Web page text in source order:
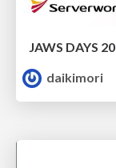
daikimori